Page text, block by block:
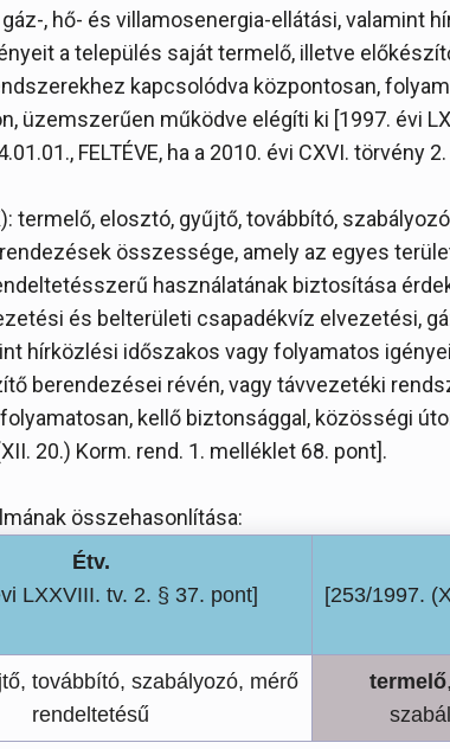
, hő- és villamosenergia-ellátási, valamint
a település saját termelő, illetve
kapcsolódva központosan,
üzemszerűen működve elégíti ki [1997. évi
FELTÉVE, ha a 2010. évi CXVI. törvény
termelő, elosztó, gyűjtő, továbbító,
összessége, amely az egyes
használatának biztosítása
és belterületi csapadékvíz elvezetési,
hírközlési időszakos vagy folyamatos
berendezései révén, vagy távvezetéki
kellő biztonsággal, közösségi
20.) Korm. rend. 1. melléklet 68. pont].
összehasonlítása:
Étv.
LXXVIII. tv. 2. § 37. pont]
[253/1997.
továbbító, szabályozó, mérő
rendeltetésű
termelő